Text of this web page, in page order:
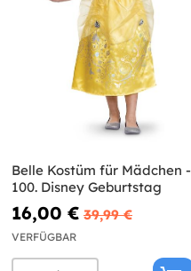
Belle Kostüm für Mädchen -
100. Disney Geburtstag
16,00 € 39,99 €
VERFÜGBAR